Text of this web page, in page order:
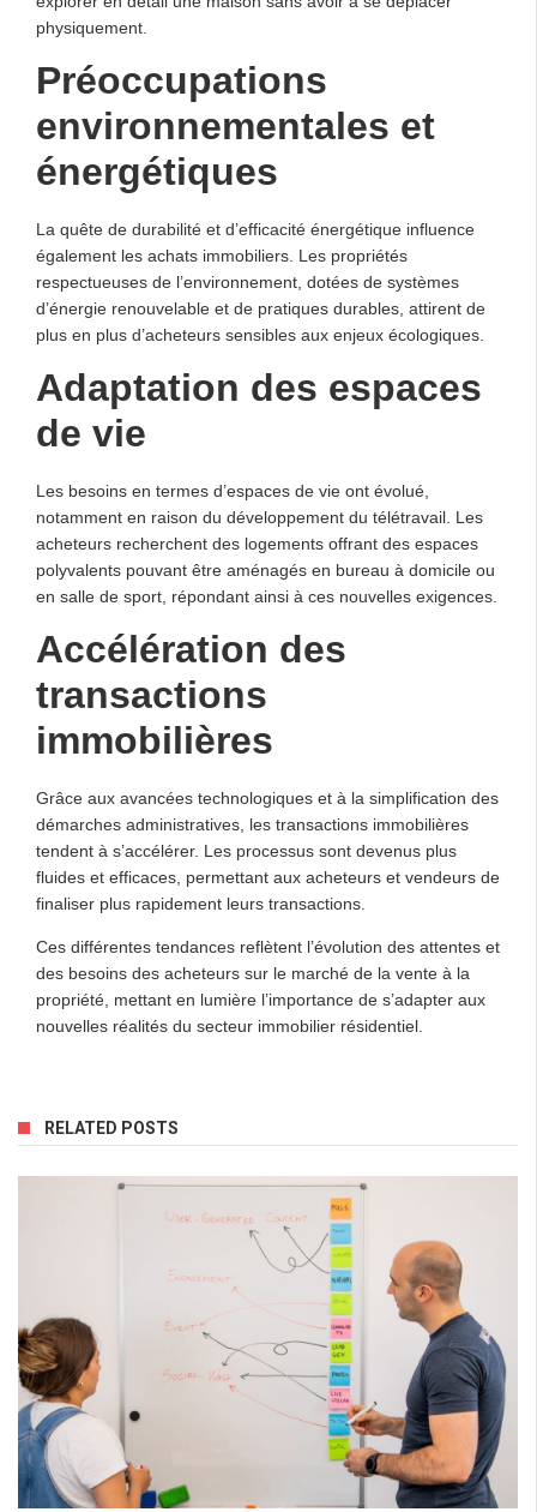
physiquement.
Préoccupations
environnementales et
énergétiques
La quête de durabilité et d’efficacité énergétique influence
également les achats immobiliers. Les propriétés
respectueuses de l’environnement, dotées de systèmes
d’énergie renouvelable et de pratiques durables, attirent de
plus en plus d’acheteurs sensibles aux enjeux écologiques.
Adaptation des espaces
de vie
Les besoins en termes d’espaces de vie ont évolué,
notamment en raison du développement du télétravail. Les
acheteurs recherchent des logements offrant des espaces
polyvalents pouvant être aménagés en bureau à domicile ou
en salle de sport, répondant ainsi à ces nouvelles exigences.
Accélération des
transactions
immobilières
Grâce aux avancées technologiques et à la simplification des
démarches administratives, les transactions immobilières
tendent à s’accélérer. Les processus sont devenus plus
fluides et efficaces, permettant aux acheteurs et vendeurs de
finaliser plus rapidement leurs transactions.
Ces différentes tendances reflètent l’évolution des attentes et
des besoins des acheteurs sur le marché de la vente à la
propriété, mettant en lumière l’importance de s’adapter aux
nouvelles réalités du secteur immobilier résidentiel.
RELATED POSTS